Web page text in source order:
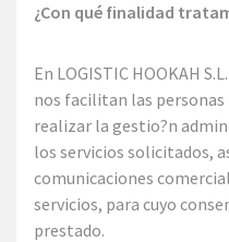
¿Con qué finalidad
En LOGISTIC HOOKAH
nos facilitan las
realizar la gestio?n
los servicios solicitados,
comunicaciones
servicios, para cuyo
prestado.